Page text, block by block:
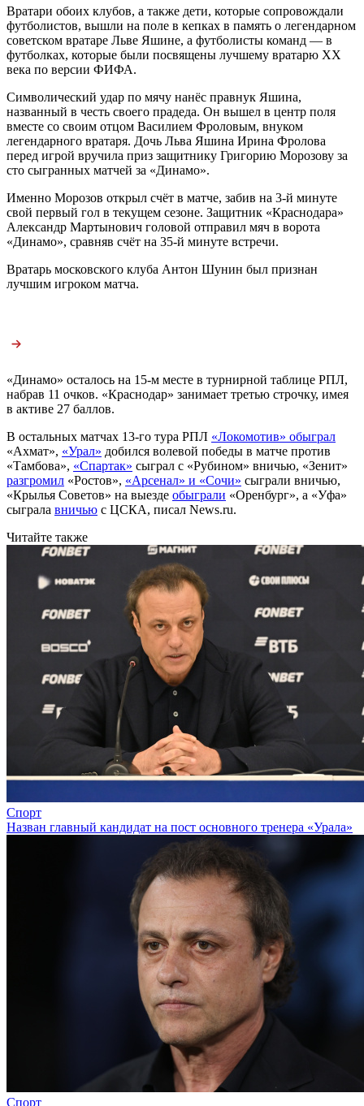
Вратари обоих клубов, а также дети, которые сопровождали
футболистов, вышли на поле в кепках в память о легендарном
советском вратаре Льве Яшине, а футболисты команд — в
футболках, которые были посвящены лучшему вратарю XX
века по версии ФИФА.
Символический удар по мячу нанёс правнук Яшина,
названный в честь своего прадеда. Он вышел в центр поля
вместе со своим отцом Василием Фроловым, внуком
легендарного вратаря. Дочь Льва Яшина Ирина Фролова
перед игрой вручила приз защитнику Григорию Морозову за
сто сыгранных матчей за «Динамо».
Именно Морозов открыл счёт в матче, забив на 3-й минуте
свой первый гол в текущем сезоне. Защитник «Краснодара»
Александр Мартынович головой отправил мяч в ворота
«Динамо», сравняв счёт на 35-й минуте встречи.
Вратарь московского клуба Антон Шунин был признан
лучшим игроком матча.
«Динамо» осталось на 15-м месте в турнирной таблице РПЛ,
набрав 11 очков. «Краснодар» занимает третью строчку, имея
в активе 27 баллов.
В остальных матчах 13-го тура РПЛ «Локомотив» обыграл
«Ахмат», «Урал» добился волевой победы в матче против
«Тамбова», «Спартак» сыграл с «Рубином» вничью, «Зенит»
разгромил «Ростов», «Арсенал» и «Сочи» сыграли вничью,
«Крылья Советов» на выезде обыграли «Оренбург», а «Уфа»
сыграла вничью с ЦСКА, писал News.ru.
Читайте также
Спорт
Назван главный кандидат на пост основного тренера «Урала»
Спорт